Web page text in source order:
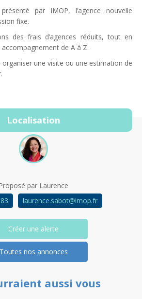
par IMOP, l’agence nouvelle
fixe.
des frais d’agences réduits, tout en
de A à Z.
une visite ou une estimation de
Localisation
par Laurence
laurence.sabot@imop.fr
Créer une alerte
Toutes nos annonces
aussi vous